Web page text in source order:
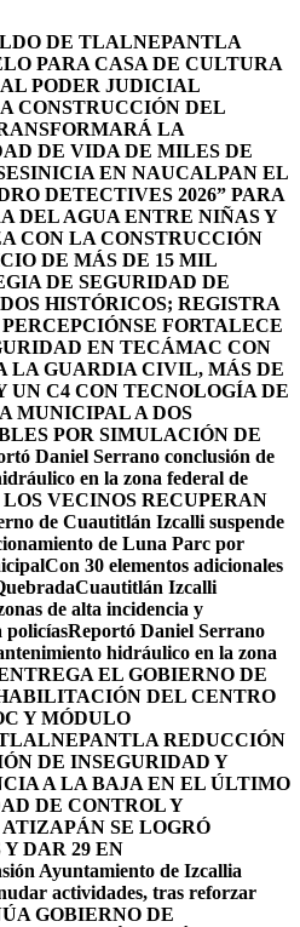
DE TLALNEPANTLA
PARA CASA DE CULTURA
PODER JUDICIAL
CONSTRUCCIÓN DEL
LA
DE VIDA DE MILES DE
INICIA EN NAUCALPAN EL
DETECTIVES 2026” PARA
DEL AGUA ENTRE NIÑAS Y
CON LA CONSTRUCCIÓN
DE MÁS DE 15 MIL
DE SEGURIDAD DE
HISTÓRICOS; REGISTRA
SE FORTALECE
EN TECÁMAC CON
LA GUARDIA CIVIL, MÁS DE
UN C4 CON TECNOLOGÍA DE
MUNICIPAL A DOS
POR SIMULACIÓN DE
Daniel Serrano conclusión de
en la zona federal de
VECINOS RECUPERAN
de Cuautitlán Izcalli suspende
de Luna Parc por
Con 30 elementos adicionales
Cuautitlán Izcalli
de alta incidencia y
policíasReportó Daniel Serrano
hidráulico en la zona
EL GOBIERNO DE
DEL CENTRO
Y MÓDULO
REDUCCIÓN
DE INSEGURIDAD Y
A LA BAJA EN EL ÚLTIMO
DE CONTROL Y
SE LOGRÓ
Y DAR 29 EN
Ayuntamiento de Izcallia
actividades, tras reforzar
GOBIERNO DE